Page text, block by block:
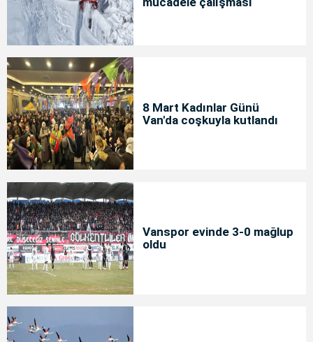
8 Mart Kadınlar Günü
Van'da coşkuyla kutlandı
Vanspor evinde 3-0 mağlup
oldu